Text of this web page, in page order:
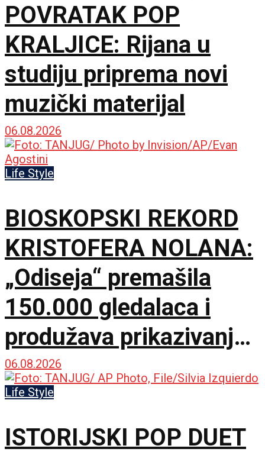
POVRATAK POP
KRALJICE: Rijana u
studiju priprema novi
muzički materijal
06.08.2026
Life Style
BIOSKOPSKI REKORD
KRISTOFERA NOLANA:
„Odiseja“ premašila
150.000 gledalaca i
produžava prikazivanje
u IMAX dvorani
06.08.2026
Life Style
ISTORIJSKI POP DUET